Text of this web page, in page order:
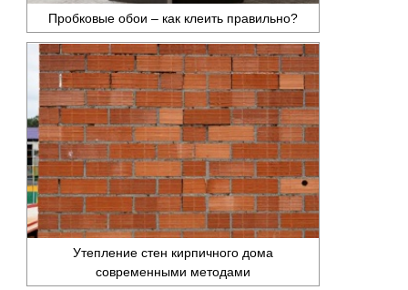
Пробковые обои – как клеить правильно?
Утепление стен кирпичного дома
современными методами